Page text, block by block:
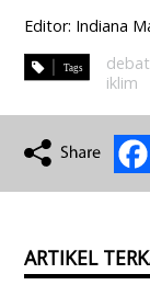
Editor: Indiana
iklim
ARTIKEL